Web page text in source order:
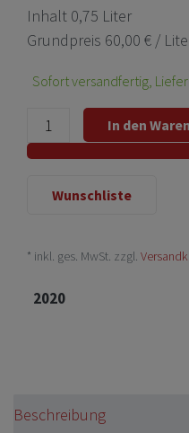
Inhalt 0,75 Liter
Grundpreis 60,00 € /
Sofort versandfertig,
In den
Wunschliste
* inkl. ges. MwSt. zzgl.
2020
Beschreibung